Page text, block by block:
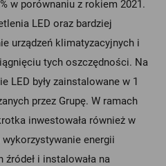
w porównaniu z rokiem 2021.
LED oraz bardziej
urządzeń klimatyzacyjnych i
tych oszczędności. Na
LED były zainstalowane w 1
przez Grupę. W ramach
inwestowała również w
energii
i instalowała na